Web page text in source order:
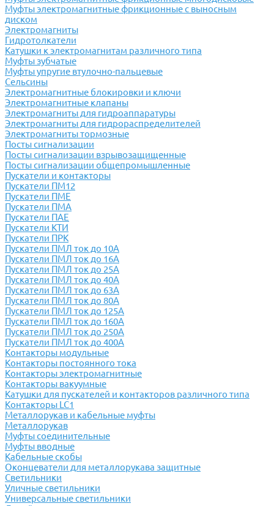
Муфты электромагнитные фрикционные с выносным
диском
Электромагниты
Гидротолкатели
Катушки к электромагнитам различного типа
Муфты зубчатые
Муфты упругие втулочно-пальцевые
Сельсины
Электромагнитные блокировки и ключи
Электромагнитные клапаны
Электромагниты для гидроаппаратуры
Электромагниты для гидрораспределителей
Электромагниты тормозные
Посты сигнализации
Посты сигнализации взрывозащищенные
Посты сигнализации общепромышленные
Пускатели и контакторы
Пускатели ПМ12
Пускатели ПМЕ
Пускатели ПМА
Пускатели ПАЕ
Пускатели КТИ
Пускатели ПРК
Пускатели ПМЛ ток до 10А
Пускатели ПМЛ ток до 16А
Пускатели ПМЛ ток до 25А
Пускатели ПМЛ ток до 40А
Пускатели ПМЛ ток до 63А
Пускатели ПМЛ ток до 80А
Пускатели ПМЛ ток до 125А
Пускатели ПМЛ ток до 160А
Пускатели ПМЛ ток до 250А
Пускатели ПМЛ ток до 400А
Контакторы модульные
Контакторы постоянного тока
Контакторы электромагнитные
Контакторы вакуумные
Катушки для пускателей и контакторов различного типа
Контакторы LC1
Металлорукав и кабельные муфты
Металлорукав
Муфты соединительные
Муфты вводные
Кабельные скобы
Оконцеватели для металлорукава защитные
Светильники
Уличные светильники
Универсальные светильники